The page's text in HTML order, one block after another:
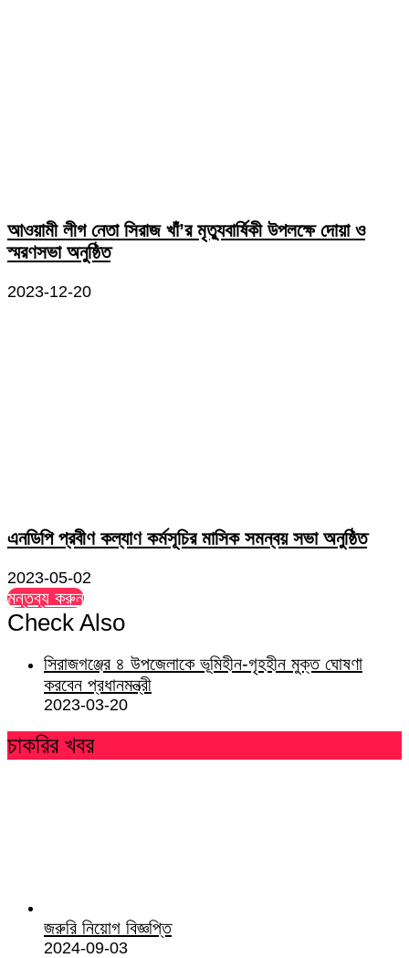
আওয়ামী লীগ নেতা সিরাজ খাঁ’র মৃত্যুবার্ষিকী উপলক্ষে দোয়া ও
স্মরণসভা অনুষ্ঠিত
2023-12-20
এনডিপি প্রবীণ কল্যাণ কর্মসূচির মাসিক সমন্বয় সভা অনুষ্ঠিত
2023-05-02
মন্তব্য করুন
Check Also
সিরাজগঞ্জের ৪ উপজেলাকে ভূমিহীন-গৃহহীন মুক্ত ঘোষণা
করবেন প্রধানমন্ত্রী
2023-03-20
চাকরির খবর
জরুরি নিয়োগ বিজ্ঞপ্তি
2024-09-03